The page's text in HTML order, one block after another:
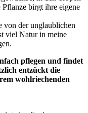
birgt ihre eigene
von der unglaublichen
viel Natur in meine
pflegen und findet
entzückt die
wohlriechenden